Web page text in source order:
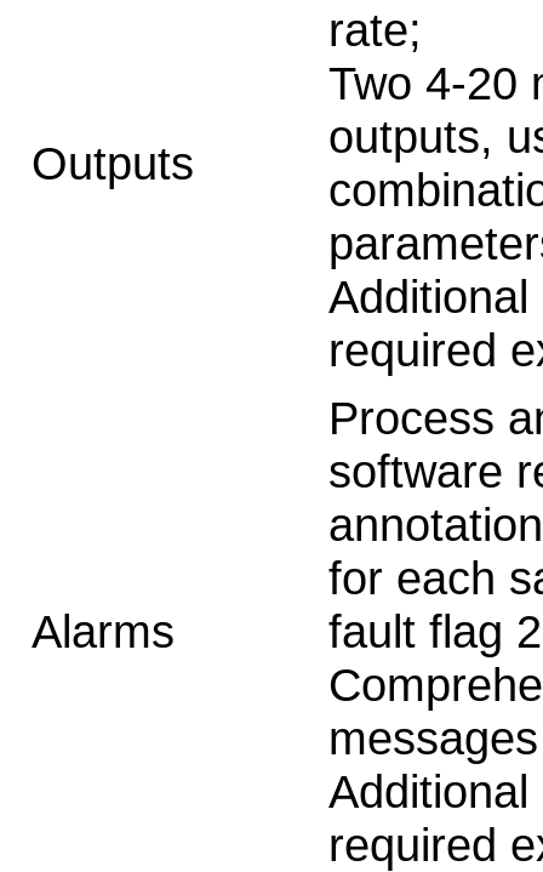
Outputs
rate;
Two 4-20
outputs,
required
Alarms
Process
software
for each
fault flag
required